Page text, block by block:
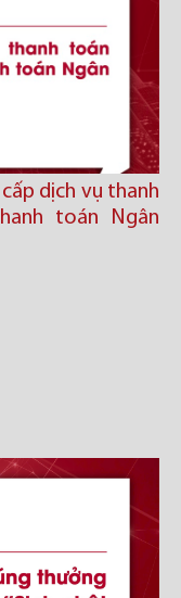
dịch vụ thanh
toán Ngân